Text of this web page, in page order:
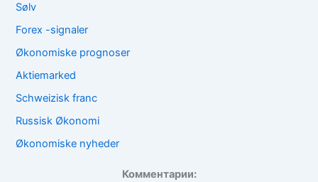
Sølv
Forex -signaler
Økonomiske prognoser
Aktiemarked
Schweizisk franc
Russisk Økonomi
Økonomiske nyheder
Комментарии: